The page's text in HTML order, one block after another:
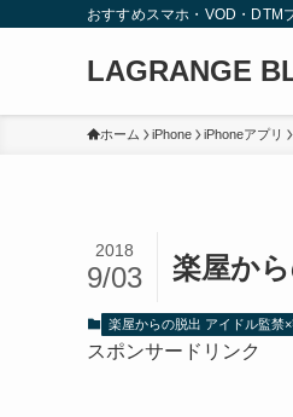
おすすめスマホ・VOD・DTM
LAGRANGE
ホーム iPhone iPhoneアプリ
楽屋か
2018
9/03
楽屋からの脱出 アイドル監禁
スポンサードリンク